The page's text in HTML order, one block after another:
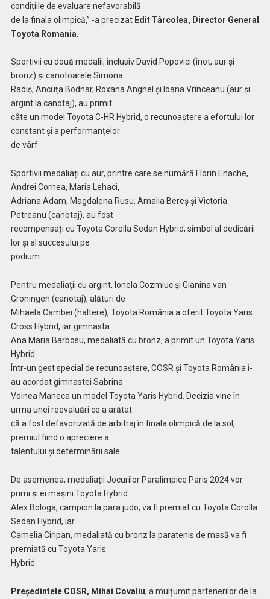
condițiile de evaluare nefavorabilă
de la finala olimpică,” -a precizat Edit Târcolea, Director General
Toyota Romania
Sportivii cu două medalii, inclusiv David Popovici (înot, aur și
bronz) și canotoarele Simona
Radiș, Ancuța Bodnar, Roxana Anghel și Ioana Vrînceanu (aur și
argint la canotaj), au primit
câte un model Toyota C-HR Hybrid, o recunoaștere a efortului lor
constant și a performanțelor
de vârf.
Sportivii medaliați cu aur, printre care se numără Florin Enache,
Andrei Cornea, Maria Lehaci,
Adriana Adam, Magdalena Rusu, Amalia Bereș și Victoria
Petreanu (canotaj), au fost
recompensați cu Toyota Corolla Sedan Hybrid, simbol al dedicării
lor și al succesului pe
podium.
Pentru medaliații cu argint, Ionela Cozmiuc și Gianina van
Groningen (canotaj), alături de
Mihaela Cambei (haltere), Toyota România a oferit Toyota Yaris
Cross Hybrid, iar gimnasta
Ana Maria Barbosu, medaliată cu bronz, a primit un Toyota Yaris
Hybrid.
Într-un gest special de recunoaștere, COSR și Toyota România i-
au acordat gimnastei Sabrina
Voinea Maneca un model Toyota Yaris Hybrid. Decizia vine în
urma unei reevaluări ce a arătat
că a fost defavorizată de arbitraj în finala olimpică de la sol,
premiul fiind o apreciere a
talentului și determinării sale.
De asemenea, medaliații Jocurilor Paralimpice Paris 2024 vor
primi și ei mașini Toyota Hybrid.
Alex Bologa, campion la para judo, va fi premiat cu Toyota Corolla
Sedan Hybrid, iar
Camelia Ciripan, medaliată cu bronz la paratenis de masă va fi
premiată cu Toyota Yaris
Hybrid.
Președintele COSR, Mihai Covaliu, a mulțumit partenerilor de la